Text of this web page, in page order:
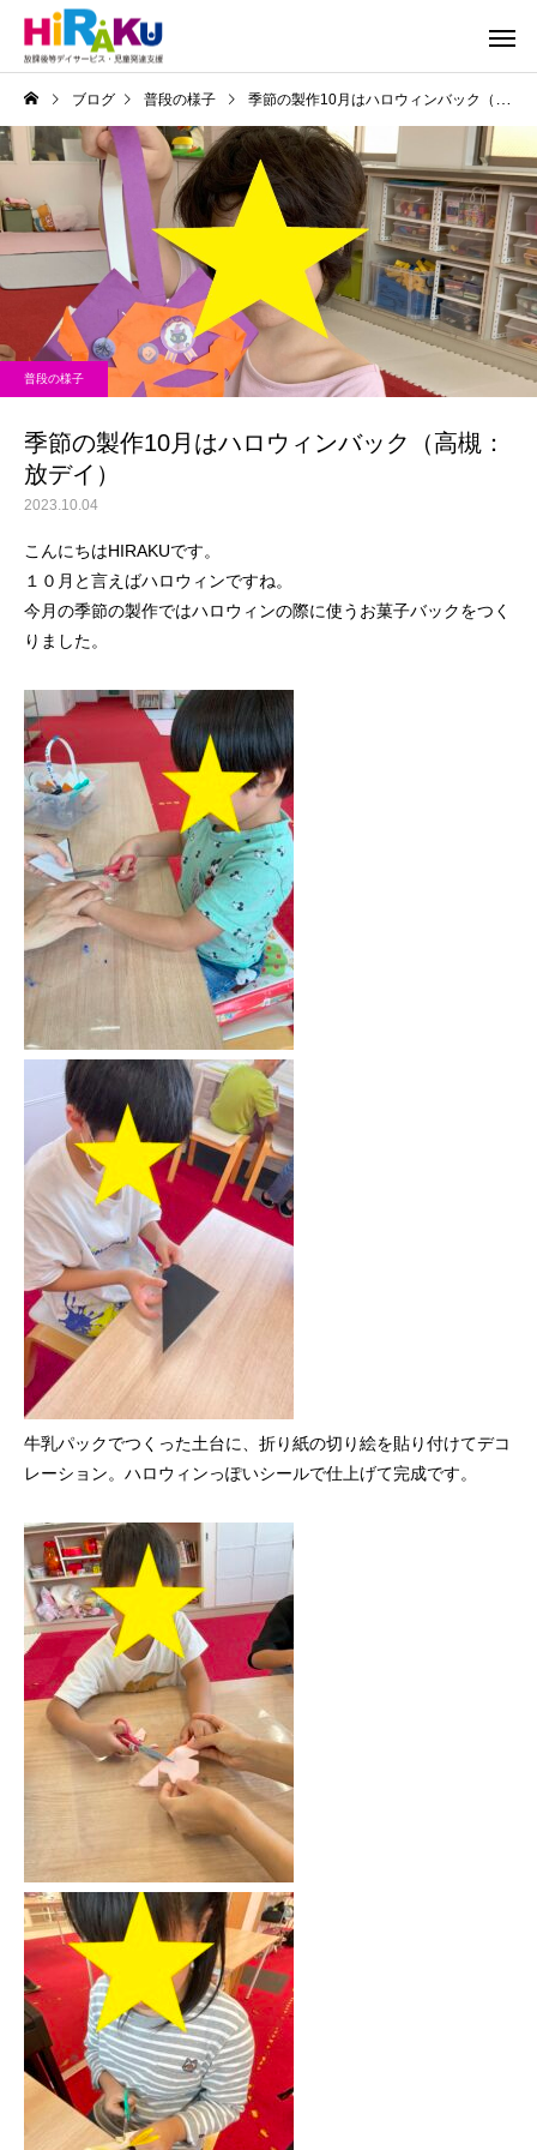
ブログ 普段の様子 季節の製作10月はハロウィンバック（高槻：放デイ）
普段の様子
季節の製作10月はハロウィンバック（高槻：
放デイ）
2023.10.04
こんにちはHIRAKUです。
１０月と言えばハロウィンですね。
今月の季節の製作ではハロウィンの際に使うお菓子バックをつく
りました。
牛乳パックでつくった土台に、折り紙の切り絵を貼り付けてデコ
レーション。ハロウィンっぽいシールで仕上げて完成です。